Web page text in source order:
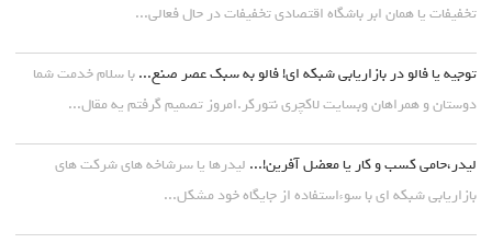
تخفیفات یا همان ابر باشگاه اقتصادی تخفیفات در حال فعالی...
توجیه یا فالو در بازاریابی شبکه ای! فالو به سبک عصر صنع... با سلام خدمت شما
دوستان و همراهان وبسایت لاکچری نتورکر.امروز تصمیم گرفتم یه مقال...
لیدر،حامی کسب و کار یا معضل آفرین!... لیدرها یا سرشاخه های شرکت های
بازاریابی شبکه ای با سوءاستفاده از جایگاه خود مشکل...